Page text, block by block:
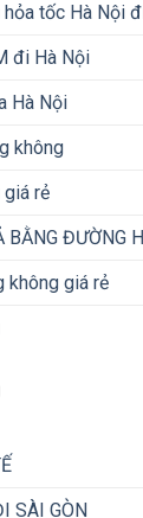
tốc Hà Nội
đi Hà Nội
Hà Nội
không
giá rẻ
BẰNG ĐƯỜNG
không giá rẻ
SÀI GÒN